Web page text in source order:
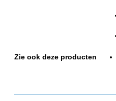
Zie ook deze producten